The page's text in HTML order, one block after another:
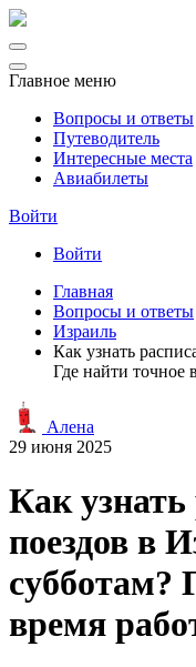
Главное меню
Вопросы и ответы
Путеводитель
Интересные места
Авиабилеты
Войти
Войти
Главная
Вопросы и ответы
Израиль
Как узнать
Где найти точное
Алена
29 июня 2025
Как узнать
поездов в
субботам?
время